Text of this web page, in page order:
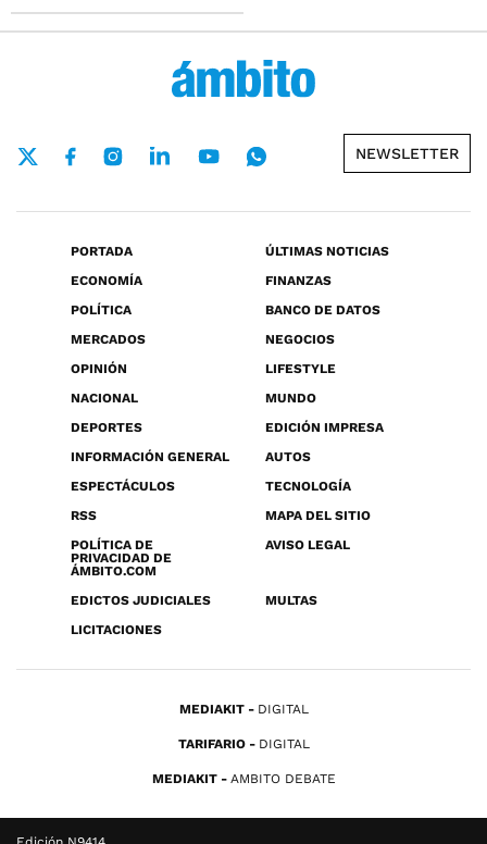
NEWSLETTER
PORTADA
ÚLTIMAS NOTICIAS
ECONOMÍA
FINANZAS
POLÍTICA
BANCO DE DATOS
MERCADOS
NEGOCIOS
OPINIÓN
LIFESTYLE
NACIONAL
MUNDO
DEPORTES
EDICIÓN IMPRESA
INFORMACIÓN GENERAL
AUTOS
ESPECTÁCULOS
TECNOLOGÍA
RSS
MAPA DEL SITIO
POLÍTICA DE
PRIVACIDAD DE
ÁMBITO.COM
AVISO LEGAL
EDICTOS JUDICIALES
MULTAS
LICITACIONES
MEDIAKIT DIGITAL
TARIFARIO DIGITAL
MEDIAKIT AMBITO DEBATE